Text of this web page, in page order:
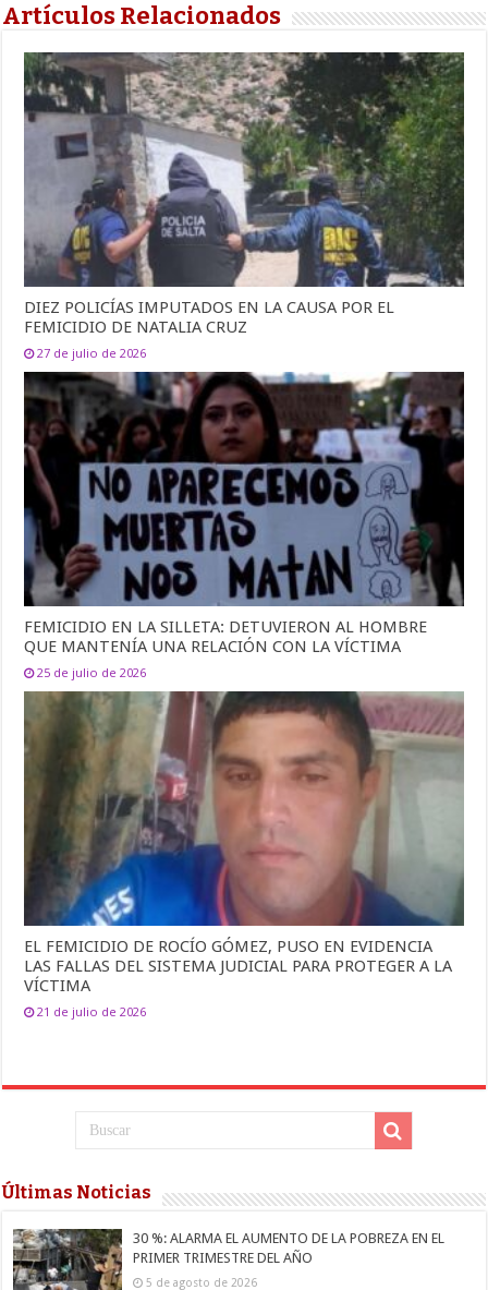
Artículos Relacionados
DIEZ POLICÍAS IMPUTADOS EN LA CAUSA POR EL
FEMICIDIO DE NATALIA CRUZ
27 de julio de 2026
FEMICIDIO EN LA SILLETA: DETUVIERON AL HOMBRE
QUE MANTENÍA UNA RELACIÓN CON LA VÍCTIMA
25 de julio de 2026
EL FEMICIDIO DE ROCÍO GÓMEZ, PUSO EN EVIDENCIA
LAS FALLAS DEL SISTEMA JUDICIAL PARA PROTEGER A LA
VÍCTIMA
21 de julio de 2026
Últimas Noticias
30 %: ALARMA EL AUMENTO DE LA POBREZA EN EL
PRIMER TRIMESTRE DEL AÑO
5 de agosto de 2026